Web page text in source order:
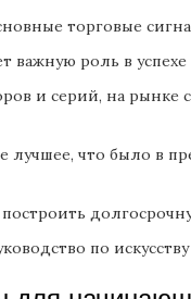
торговые
важную роль в
и серий, на рынке
лучшее, что было
по